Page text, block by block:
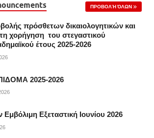
ΠΡΟΒΟΛΉ ΌΛΩΝ
πρόσθετων δικαιολογητικών και
χορήγηση του στεγαστικού
έτους 2025-2026
2025-2026
Εξεταστική Ιουνίου 2026